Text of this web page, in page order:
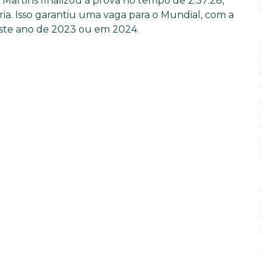
Isso garantiu uma vaga para o Mundial, com a
ano de 2023 ou em 2024.